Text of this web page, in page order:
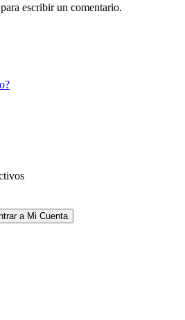
escribir un comentario.
a Mi Cuenta